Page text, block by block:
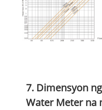
7. Dimensyon
Water Meter na